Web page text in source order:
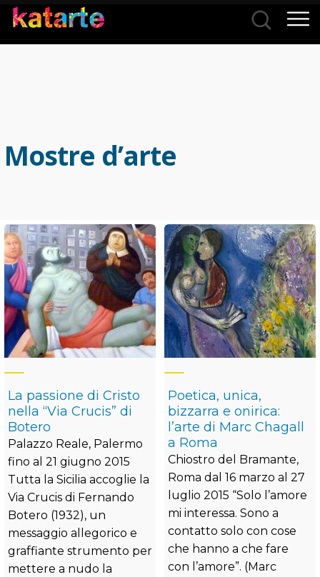
Mostre d’arte
La passione di Cristo
nella “Via Crucis” di
Botero
Palazzo Reale, Palermo
fino al 21 giugno 2015
Tutta la Sicilia accoglie la
Via Crucis di Fernando
Botero (1932), un
messaggio allegorico e
graffiante strumento per
mettere a nudo la
Poetica, unica,
bizzarra e onirica:
l’arte di Marc Chagall
a Roma
Chiostro del Bramante,
Roma dal 16 marzo al 27
luglio 2015 “Solo l’amore
mi interessa. Sono a
contatto solo con cose
che hanno a che fare
con l’amore”. (Marc